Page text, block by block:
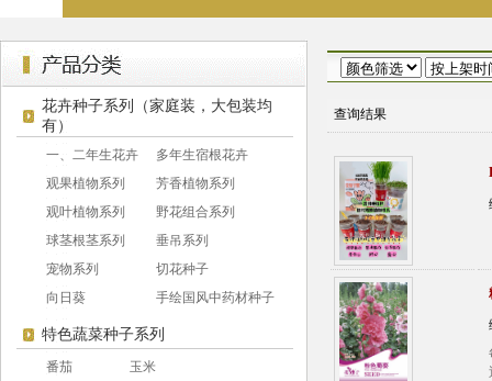
花卉种子系列（家庭装，大包装均
有）
一、二年生花卉
多年生宿根花卉
观果植物系列
芳香植物系列
观叶植物系列
野花组合系列
球茎根茎系列
垂吊系列
宠物系列
切花种子
向日葵
手绘国风中药材种子
特色蔬菜种子系列
番茄
玉米
查询结果